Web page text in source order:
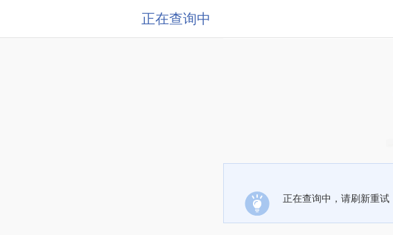
正在查询中
正在查询中，请刷新重试